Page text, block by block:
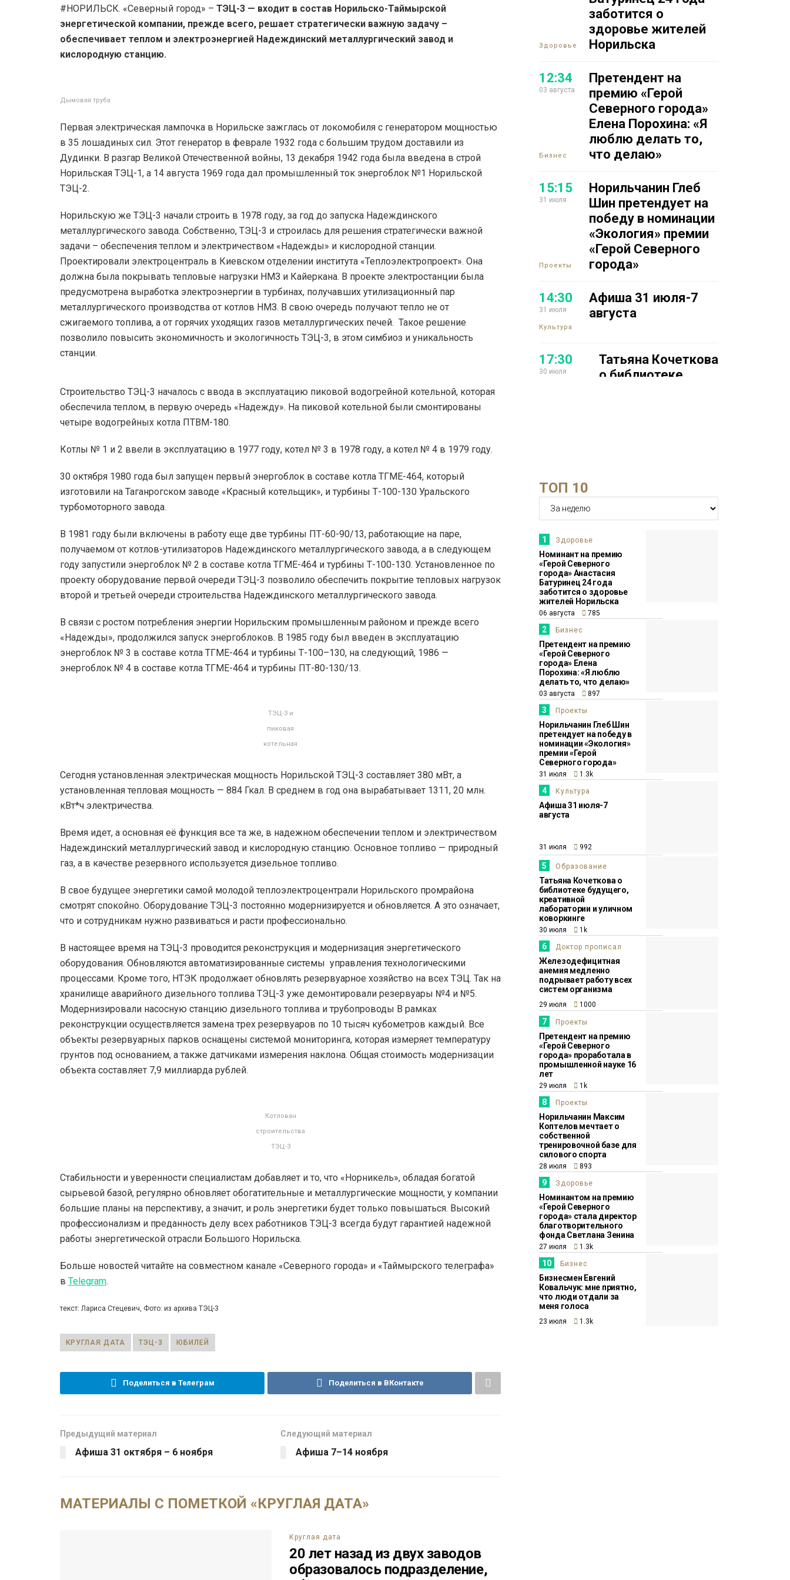
#НОРИЛЬСК. «Северный город» – ТЭЦ-3 — входит в состав Норильско-Таймырской
энергетической компании, прежде всего, решает стратегически важную задачу –
обеспечивает теплом и электроэнергией Надеждинский металлургический завод и
кислородную станцию.
Дымовая труба
Первая электрическая лампочка в Норильске зажглась от локомобиля с генератором мощностью
в 35 лошадиных сил. Этот генератор в феврале 1932 года с большим трудом доставили из
Дудинки. В разгар Великой Отечественной войны, 13 декабря 1942 года была введена в строй
Норильская ТЭЦ-1, а 14 августа 1969 года дал промышленный ток энергоблок №1 Норильской
ТЭЦ-2.
Норильскую же ТЭЦ-3 начали строить в 1978 году, за год до запуска Надеждинского
металлургического завода. Собственно, ТЭЦ-3 и строилась для решения стратегически важной
задачи – обеспечения теплом и электричеством «Надежды» и кислородной станции.
Проектировали электроцентраль в Киевском отделении института «Теплоэлектропроект». Она
должна была покрывать тепловые нагрузки НМЗ и Кайеркана. В проекте электростанции была
предусмотрена выработка электроэнергии в турбинах, получавших утилизационный пар
металлургического производства от котлов НМЗ. В свою очередь получают тепло не от
сжигаемого топлива, а от горячих уходящих газов металлургических печей. Такое решение
позволило повысить экономичность и экологичность ТЭЦ-3, в этом симбиоз и уникальность
станции.
Строительство ТЭЦ-3 началось с ввода в эксплуатацию пиковой водогрейной котельной, которая
обеспечила теплом, в первую очередь «Надежду». На пиковой котельной были смонтированы
четыре водогрейных котла ПТВМ-180.
Котлы № 1 и 2 ввели в эксплуатацию в 1977 году, котел № 3 в 1978 году, а котел № 4 в 1979 году.
30 октября 1980 года был запущен первый энергоблок в составе котла ТГМЕ-464, который
изготовили на Таганрогском заводе «Красный котельщик», и турбины Т-100-130 Уральского
турбомоторного завода.
В 1981 году были включены в работу еще две турбины ПТ-60-90/13, работающие на паре,
получаемом от котлов-утилизаторов Надеждинского металлургического завода, а в следующем
году запустили энергоблок № 2 в составе котла ТГМЕ-464 и турбины Т-100-130. Установленное по
проекту оборудование первой очереди ТЭЦ-3 позволило обеспечить покрытие тепловых нагрузок
второй и третьей очереди строительства Надеждинского металлургического завода.
В связи с ростом потребления энергии Норильским промышленным районом и прежде всего
«Надежды», продолжился запуск энергоблоков. В 1985 году был введен в эксплуатацию
энергоблок № 3 в составе котла ТГМЕ-464 и турбины Т-100–130, на следующий, 1986 —
энергоблок № 4 в составе котла ТГМЕ-464 и турбины ПТ-80-130/13.
ТЭЦ-3 и
пиковая
котельная
Сегодня установленная электрическая мощность Норильской ТЭЦ-3 составляет 380 мВт, а
установленная тепловая мощность — 884 Гкал. В среднем в год она вырабатывает 1311, 20 млн.
кВт*ч электричества.
Время идет, а основная её функция все та же, в надежном обеспечении теплом и электричеством
Надеждинский металлургический завод и кислородную станцию. Основное топливо — природный
газ, а в качестве резервного используется дизельное топливо.
В свое будущее энергетики самой молодой теплоэлектроцентрали Норильского промрайона
смотрят спокойно. Оборудование ТЭЦ-3 постоянно модернизируется и обновляется. А это означает,
что и сотрудникам нужно развиваться и расти профессионально.
В настоящее время на ТЭЦ-3 проводится реконструкция и модернизация энергетического
оборудования. Обновляются автоматизированные системы управления технологическими
процессами. Кроме того, НТЭК продолжает обновлять резервуарное хозяйство на всех ТЭЦ. Так на
хранилище аварийного дизельного топлива ТЭЦ-3 уже демонтировали резервуары №4 и №5.
Модернизировали насосную станцию дизельного топлива и трубопроводы В рамках
реконструкции осуществляется замена трех резервуаров по 10 тысяч кубометров каждый. Все
объекты резервуарных парков оснащены системой мониторинга, которая измеряет температуру
грунтов под основанием, а также датчиками измерения наклона. Общая стоимость модернизации
объекта составляет 7,9 миллиарда рублей.
Котлован
строительства
ТЭЦ-3
Стабильности и уверенности специалистам добавляет и то, что «Норникель», обладая богатой
сырьевой базой, регулярно обновляет обогатительные и металлургические мощности, у компании
большие планы на перспективу, а значит, и роль энергетики будет только повышаться. Высокий
профессионализм и преданность делу всех работников ТЭЦ-3 всегда будут гарантией надежной
работы энергетической отрасли Большого Норильска.
Больше новостей читайте на совместном канале «Северного города» и «Таймырского телеграфа»
в Telegram.
текст: Лариса Стецевич, Фото: из архива ТЭЦ-3
КРУГЛАЯ ДАТА ТЭЦ-3 ЮБИЛЕЙ
Поделиться в Телеграм Поделиться в ВКонтакте
Предыдущий материал
Афиша 31 октября – 6 ноября
Следующий материал
Афиша 7–14 ноября
МАТЕРИАЛЫ С ПОМЕТКОЙ «КРУГЛАЯ ДАТА»
Круглая дата
20 лет назад из двух заводов
образовалось подразделение,
Здоровье
заботится о
здоровье жителей
Норильска
12:34
03 августа
Бизнес
Претендент на
премию «Герой
Северного города»
Елена Порохина: «Я
люблю делать то,
что делаю»
15:15
31 июля
Проекты
Норильчанин Глеб
Шин претендует на
победу в номинации
«Экология» премии
«Герой Северного
города»
14:30
31 июля
Культура
Афиша 31 июля-7
августа
17:30
30 июля
Татьяна Кочеткова
о библиотеке
16:07
29 июля
Доктор
прописал
анемия медленно
подрывает работу
организма
11:06
29 июля
Проекты
Претендент на
премию «Герой
Северного города»
промышленной
науке 16 лет
13:14
28 июля
Проекты
Норильчанин
Максим Коптелов
мечтает о
собственной
тренировочной базе
для силового
спорта
13:25
Здоровье
Северного города»
стала директор
благотворительного
фонда Светлана
Зенина
15:51
23 июля
Бизнес
Бизнесмен Евгений
Ковальчук: мне
приятно, что люди
отдали за меня
голоса
ТОП 10
1 Здоровье
Номинант на премию
«Герой Северного
города» Анастасия
Батуринец 24 года
заботится о здоровье
жителей Норильска
06 августа 785
2 Бизнес
Претендент на премию
«Герой Северного
города» Елена
Порохина: «Я люблю
делать то, что делаю»
03 августа 897
3 Проекты
Норильчанин Глеб Шин
претендует на победу в
номинации «Экология»
премии «Герой
Северного города»
31 июля 1.3k
4 Культура
Афиша 31 июля-7
августа
31 июля 992
5 Образование
Татьяна Кочеткова о
библиотеке будущего,
креативной
лаборатории и уличном
коворкинге
30 июля 1k
6 Доктор прописал
Железодефицитная
анемия медленно
подрывает работу всех
систем организма
29 июля 1000
7 Проекты
Претендент на премию
«Герой Северного
города» проработала в
промышленной науке 16
лет
29 июля 1k
8 Проекты
Норильчанин Максим
Коптелов мечтает о
собственной
тренировочной базе для
силового спорта
28 июля 893
9 Здоровье
Номинантом на премию
«Герой Северного
города» стала директор
благотворительного
фонда Светлана Зенина
27 июля 1.3k
10 Бизнес
Бизнесмен Евгений
Ковальчук: мне приятно,
что люди отдали за
меня голоса
23 июля 1.3k